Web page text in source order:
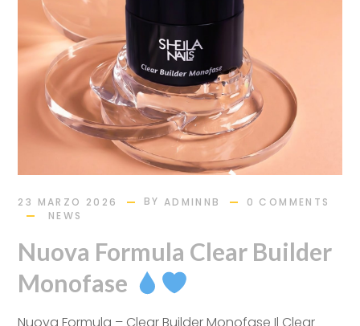
23 MARZO 2026 BY ADMINNB
0 COMMENTS
NEWS
Nuova Formula Clear Builder
Monofase
Nuova Formula – Clear Builder Monofase Il Clear